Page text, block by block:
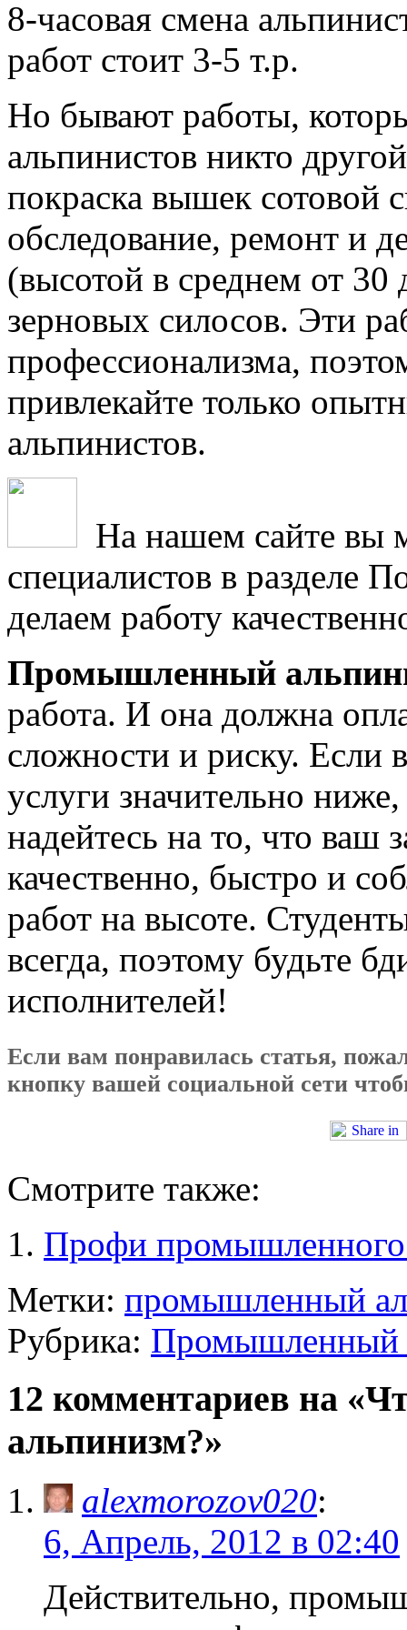
8-часовая смена
работ стоит 3-5 т.р.
Но бывают работы,
альпинистов никто
покраска вышек
обследование, ремонт и
(высотой в среднем от 30
зерновых силосов. Эти
профессионализма,
привлекайте только
альпинистов.
На нашем сайте вы
специалистов в разделе
делаем работу
Промышленный
работа. И она должна
сложности и риску. Если
услуги значительно
надейтесь на то, что ваш
качественно, быстро и
работ на высоте.
всегда, поэтому будьте
исполнителей!
Если вам понравилась статья,
кнопку вашей социальной сети
Смотрите также:
Профи промышленного
Метки: промышленный
Рубрика: Промышленный
12 комментариев на
альпинизм?»
alexmorozov020:
6, Апрель, 2012 в 02:40
Действительно,